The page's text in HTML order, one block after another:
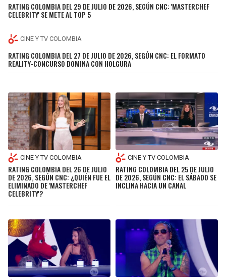
RATING COLOMBIA DEL 29 DE JULIO DE 2026, SEGÚN CNC: 'MASTERCHEF
CELEBRITY' SE METE AL TOP 5
CINE Y TV COLOMBIA
RATING COLOMBIA DEL 27 DE JULIO DE 2026, SEGÚN CNC: EL FORMATO
REALITY-CONCURSO DOMINA CON HOLGURA
CINE Y TV COLOMBIA
RATING COLOMBIA DEL 26 DE JULIO
DE 2026, SEGÚN CNC: ¿QUIÉN FUE EL
ELIMINADO DE 'MASTERCHEF
CELEBRITY'?
CINE Y TV COLOMBIA
RATING COLOMBIA DEL 25 DE JULIO
DE 2026, SEGÚN CNC: EL SÁBADO SE
INCLINA HACIA UN CANAL